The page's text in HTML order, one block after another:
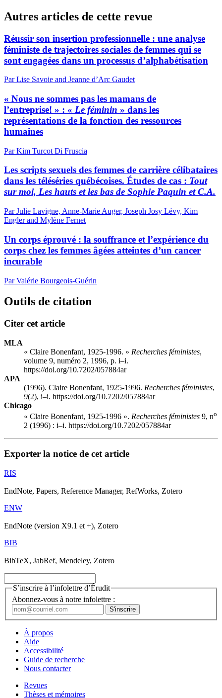
Autres articles de cette revue
Réussir son insertion professionnelle : une analyse
féministe de trajectoires sociales de femmes qui se
sont engagées dans un processus d’alphabétisation
Par Lise Savoie and Jeanne d’Arc Gaudet
« Nous ne sommes pas les mamans de
l’entreprise! » : « Le féminin » dans les
représentations de la fonction des ressources
humaines
Par Kim Turcot Di Fruscia
Les scripts sexuels des femmes de carrière célibataires
dans les téléséries québécoises. Études de cas : Tout
sur moi, Les hauts et les bas de Sophie Paquin et C.A.
Par Julie Lavigne, Anne-Marie Auger, Joseph Josy Lévy, Kim
Engler and Mylène Fernet
Un corps éprouvé : la souffrance et l’expérience du
corps chez les femmes âgées atteintes d’un cancer
incurable
Par Valérie Bourgeois-Guérin
Outils de citation
Citer cet article
MLA
« Claire Bonenfant, 1925-1996. » Recherches féministes,
volume 9, numéro 2, 1996, p. i–i.
https://doi.org/10.7202/057884ar
APA
(1996). Claire Bonenfant, 1925-1996. Recherches féministes,
9(2), i–i. https://doi.org/10.7202/057884ar
Chicago
« Claire Bonenfant, 1925-1996 ». Recherches féministes 9, no
2 (1996) : i–i. https://doi.org/10.7202/057884ar
Exporter la notice de cet article
RIS
EndNote, Papers, Reference Manager, RefWorks, Zotero
ENW
EndNote (version X9.1 et +), Zotero
BIB
BibTeX, JabRef, Mendeley, Zotero
S’inscrire à l’infolettre d’Érudit
Abonnez-vous à notre infolettre :
À propos
Aide
Accessibilité
Guide de recherche
Nous contacter
Revues
Thèses et mémoires